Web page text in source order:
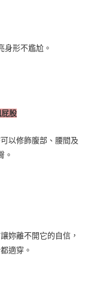
身形不尷尬。
股
以修飾腹部、腰間及
。
妳離不開它的自信，
適穿。